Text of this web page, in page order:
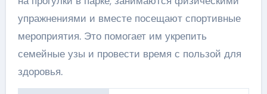
упражнениями и вместе посещают спортивные
мероприятия. Это помогает им укрепить
семейные узы и провести время с пользой для
здоровья.